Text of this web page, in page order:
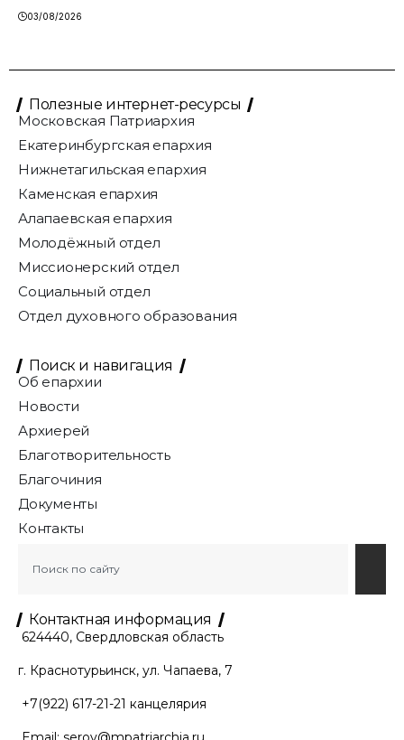
03/08/2026
Полезные интернет-ресурсы
Московская Патриархия
Екатеринбургская епархия
Нижнетагильская епархия
Каменская епархия
Алапаевская епархия
Молодёжный отдел
Миссионерский отдел
Социальный отдел
Отдел духовного образования
Поиск и навигация
Об епархии
Новости
Архиерей
Благотворительность
Благочиния
Документы
Контакты
Контактная информация
624440, Свердловская область
г. Краснотурьинск, ул. Чапаева, 7
+7(922) 617-21-21 канцелярия